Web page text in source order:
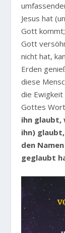
Jesus hat
Gott
Gott
nicht hat,
Erden
diese
die
Gottes
ihn glaubt,
ihn)
den
geglaubt